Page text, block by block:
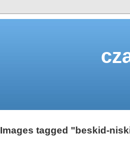
Images tagged "beskid-